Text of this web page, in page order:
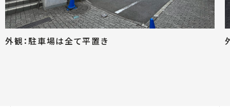
外観：駐車場は全て平置き